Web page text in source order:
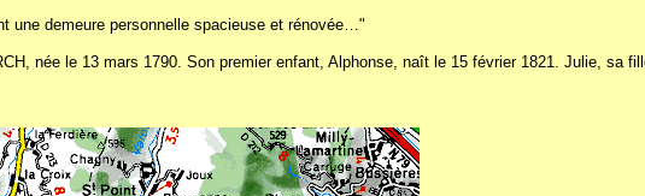
une demeure personnelle spacieuse et rénovée…"
née le 13 mars 1790. Son premier enfant, Alphonse, naît le 15 février 1821. Julie, sa